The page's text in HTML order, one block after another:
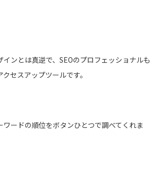
インとは真逆で、SEOのプロフェッショナルも
セスアップツールです。
ワードの順位をボタンひとつで調べてくれま